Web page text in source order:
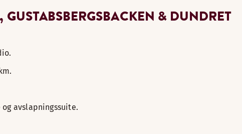
& DUNDRET
avslapningssuite.